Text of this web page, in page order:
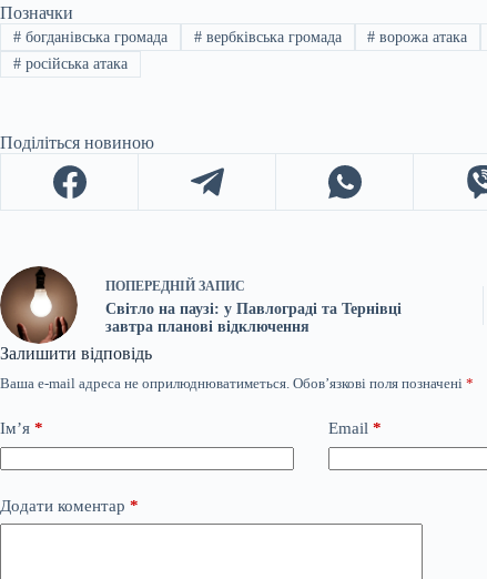
Позначки
#богданівська громада #вербківська громада # ворожа атака
#російська атака
Поділіться новиною
ПОПЕРЕДНІЙ ЗАПИС
Світло на паузі: у Павлограді та Тернівці
завтра планові відключення
Залишити відповідь
Ваша e-mail адреса не оприлюднюватиметься. Обов’язкові поля позначені *
Ім’я * Email *
Додати коментар *